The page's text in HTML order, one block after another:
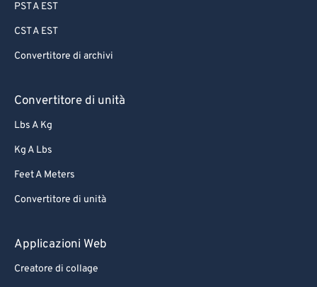
PST A EST
CST A EST
Convertitore di archivi
Convertitore di unità
Lbs A Kg
Kg A Lbs
Feet A Meters
Convertitore di unità
Applicazioni Web
Creatore di collage